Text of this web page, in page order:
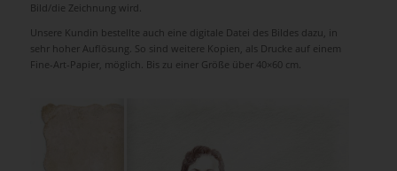
Bild/die Zeichnung wird.
Unsere Kundin bestellte auch eine digitale Datei des Bildes dazu, in
sehr hoher Auflösung. So sind weitere Kopien, als Drucke auf einem
Fine-Art-Papier, möglich. Bis zu einer Größe über 40×60 cm.